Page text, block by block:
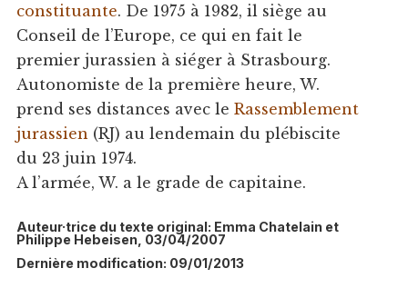
constituante. De 1975 à 1982, il siège au
Conseil de l’Europe, ce qui en fait le
premier jurassien à siéger à Strasbourg.
Autonomiste de la première heure, W.
prend ses distances avec le Rassemblement
jurassien (RJ) au lendemain du plébiscite
du 23 juin 1974.
A l’armée, W. a le grade de capitaine.
Auteur·trice du texte original: Emma Chatelain et
Philippe Hebeisen, 03/04/2007
Dernière modification: 09/01/2013